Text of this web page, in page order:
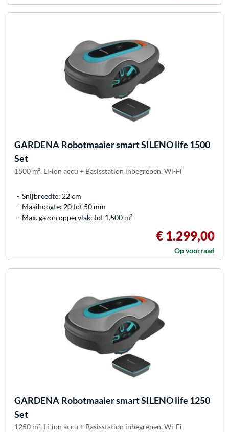
GARDENA Robotmaaier smart SILENO life 1500
Set
1500 m², Li-ion accu + Basisstation inbegrepen, Wi-Fi
Snijbreedte: 22 cm
Maaihoogte: 20 tot 50 mm
Max. gazon oppervlak: tot 1.500 m²
€ 1.299,00
Op voorraad
GARDENA Robotmaaier smart SILENO life 1250
Set
1250 m², Li-ion accu + Basisstation inbegrepen, Wi-Fi